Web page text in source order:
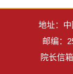
地址：
邮编：
院长信箱